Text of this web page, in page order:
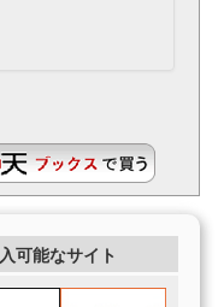
可能なサイト